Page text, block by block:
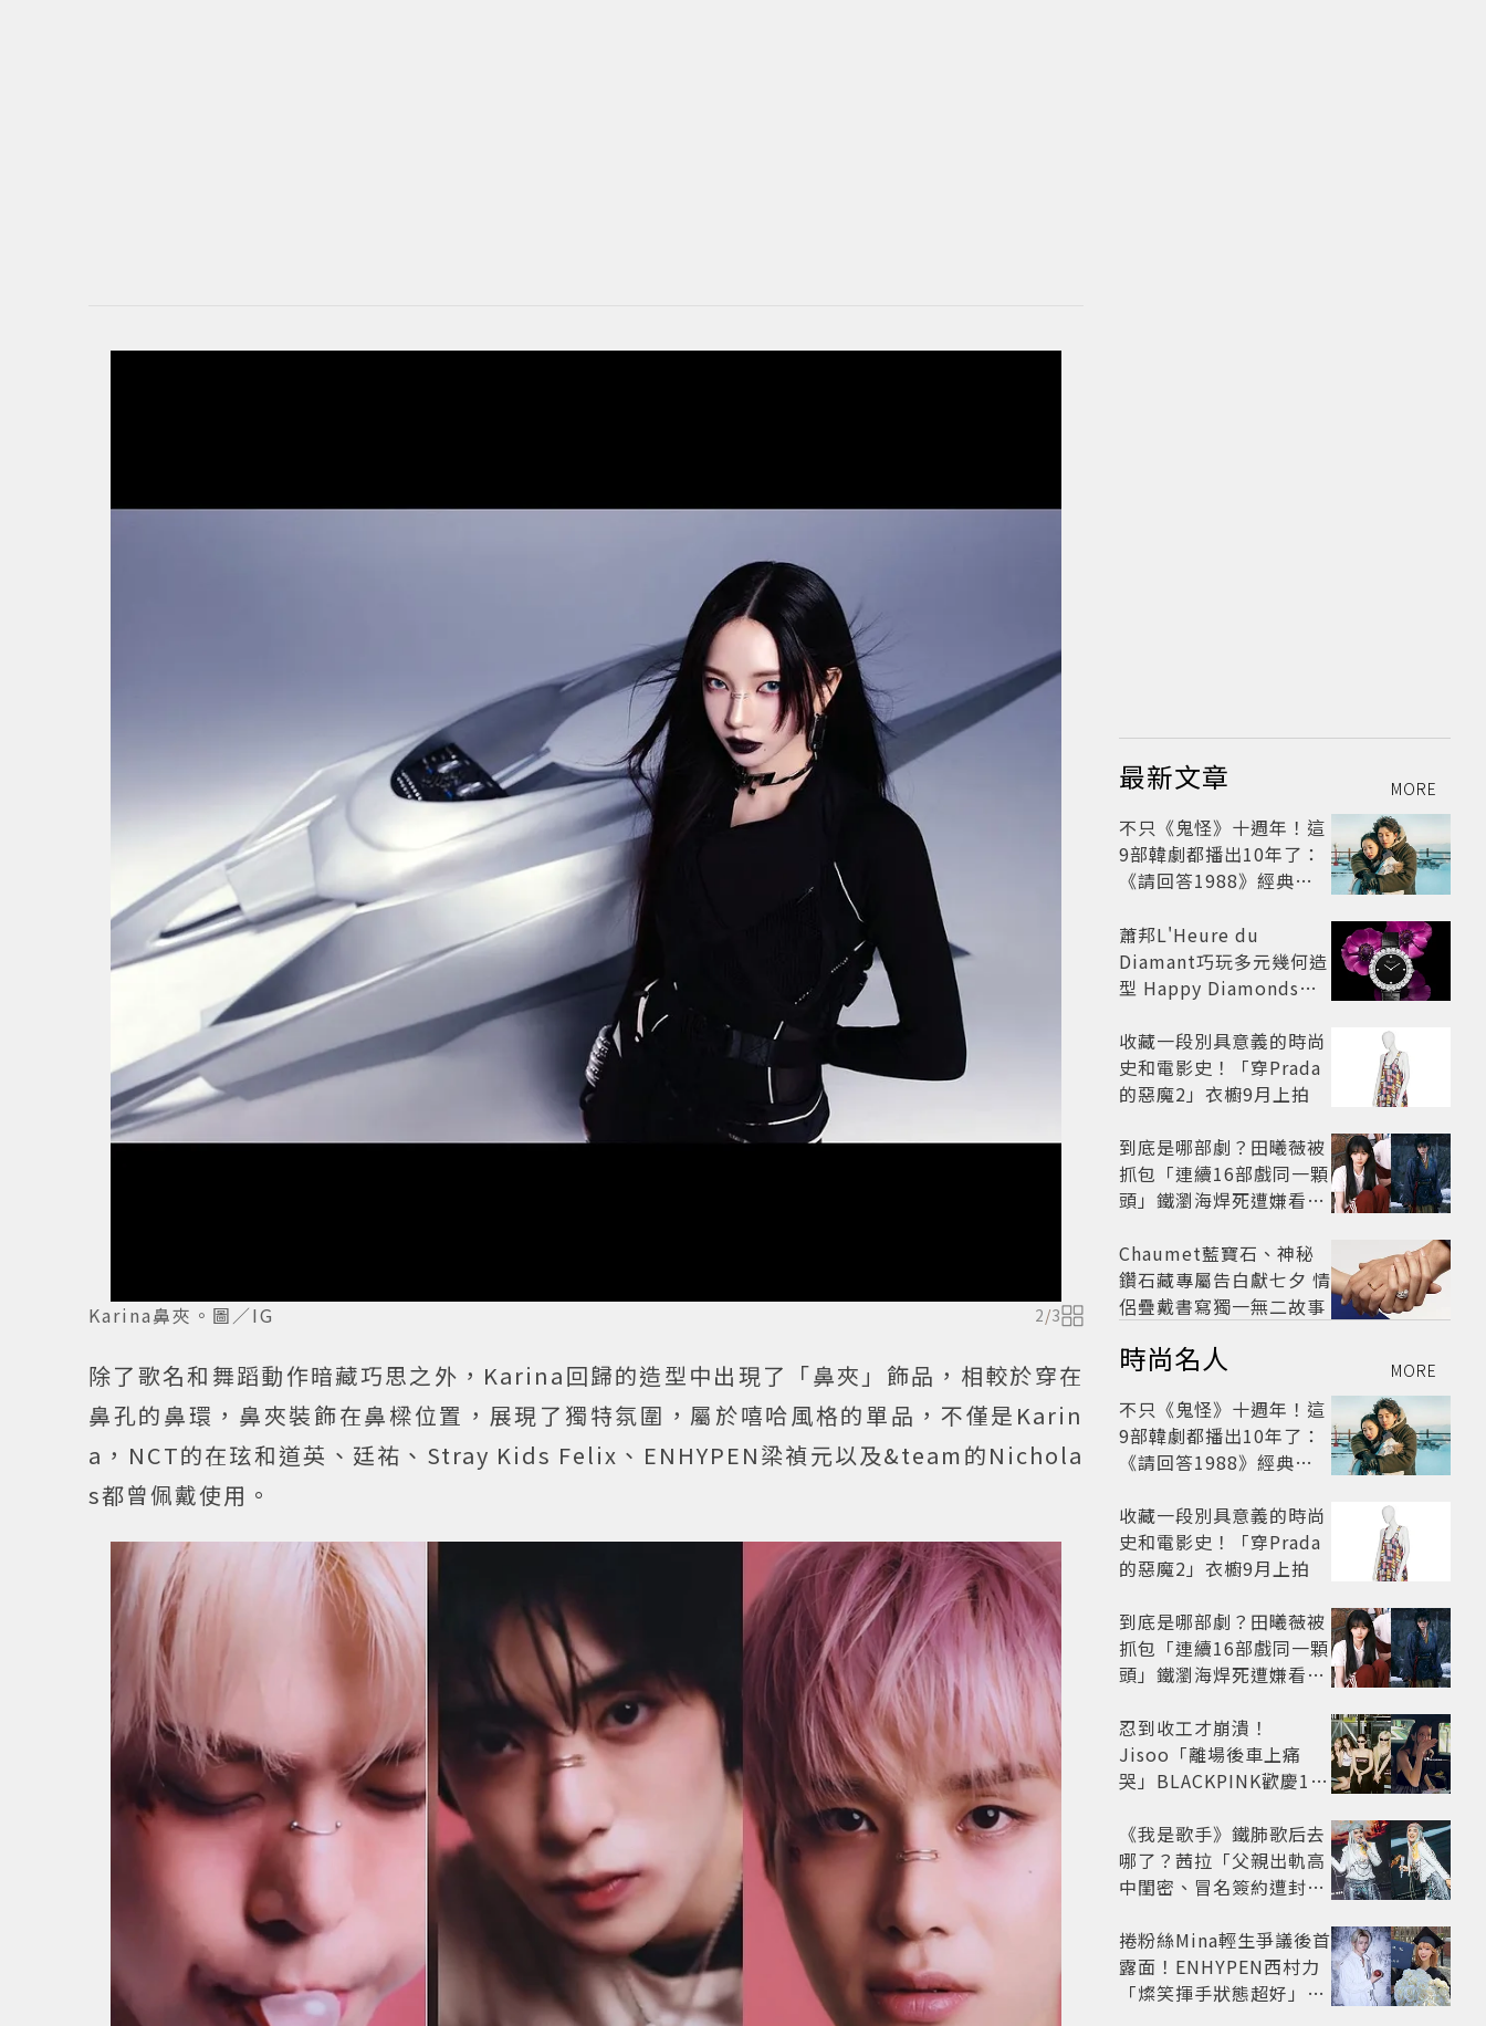
Karina鼻夾。圖／IG 2/3
除了歌名和舞蹈動作暗藏巧思之外，Karina回歸的造型中出現了「鼻夾」飾品，相較於穿在
鼻孔的鼻環，鼻夾裝飾在鼻樑位置，展現了獨特氛圍，屬於嘻哈風格的單品，不僅是Karin
a，NCT的在玹和道英、廷祐、Stray Kids Felix、ENHYPEN梁禎元以及&team的Nichola
s都曾佩戴使用。
最新文章 MORE
不只《鬼怪》十週年！這
9部韓劇都播出10年了：
《請回答1988》經典不
蕭邦L'Heure du
Diamant巧玩多元幾何造
型 Happy Diamonds歡
收藏一段別具意義的時尚
史和電影史！「穿Prada
的惡魔2」衣櫥9月上拍
到底是哪部劇？田曦薇被
抓包「連續16部戲同一顆
頭」鐵瀏海焊死遭嫌看膩
Chaumet藍寶石、神秘
鑽石藏專屬告白獻七夕 情
侶疊戴書寫獨一無二故事
時尚名人 MORE
不只《鬼怪》十週年！這
9部韓劇都播出10年了：
《請回答1988》經典不
收藏一段別具意義的時尚
史和電影史！「穿Prada
的惡魔2」衣櫥9月上拍
到底是哪部劇？田曦薇被
抓包「連續16部戲同一顆
頭」鐵瀏海焊死遭嫌看膩
忍到收工才崩潰！
Jisoo「離場後車上痛
哭」BLACKPINK歡慶10
超心疼
《我是歌手》鐵肺歌后去
哪了？茜拉「父親出軌高
中閨密、冒名簽約遭封
光
捲粉絲Mina輕生爭議後首
露面！ENHYPEN西村力
「燦笑揮手狀態超好」又